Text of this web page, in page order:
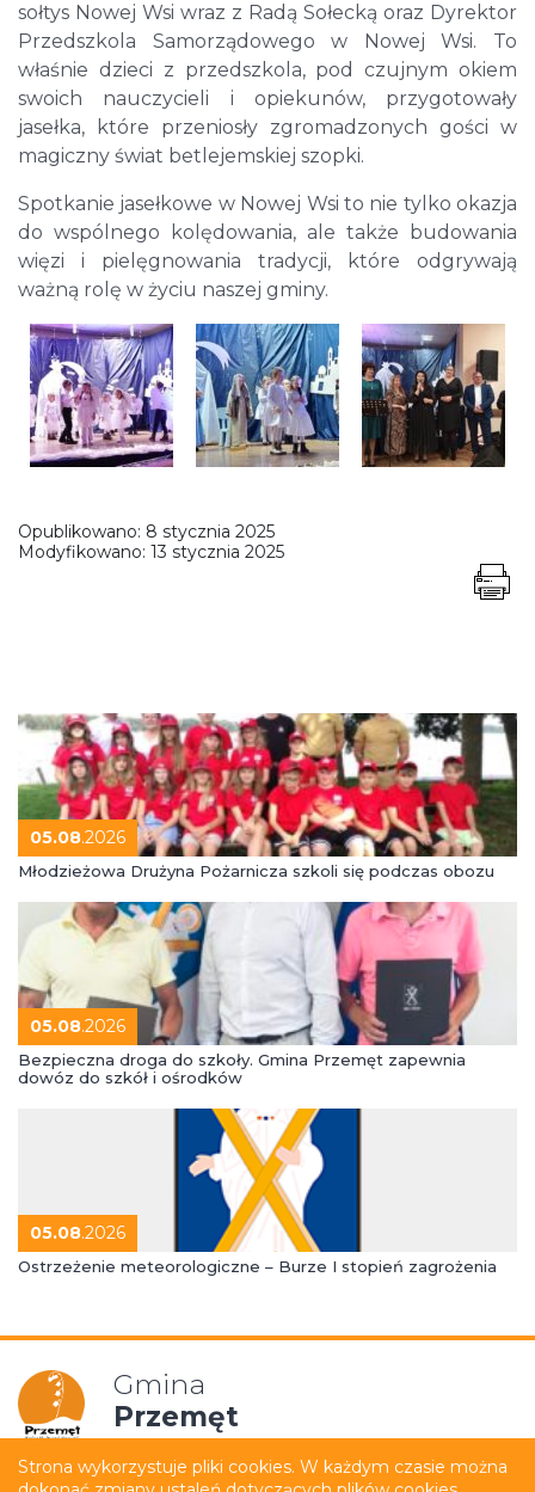
sołtys Nowej Wsi wraz z Radą Sołecką oraz Dyrektor
Przedszkola Samorządowego w Nowej Wsi. To
właśnie dzieci z przedszkola, pod czujnym okiem
swoich nauczycieli i opiekunów, przygotowały
jasełka, które przeniosły zgromadzonych gości w
magiczny świat betlejemskiej szopki.
Spotkanie jasełkowe w Nowej Wsi to nie tylko okazja
do wspólnego kolędowania, ale także budowania
więzi i pielęgnowania tradycji, które odgrywają
ważną rolę w życiu naszej gminy.
Opublikowano: 8 stycznia 2025
Modyfikowano: 13 stycznia 2025
05.08.2026
Młodzieżowa Drużyna Pożarnicza szkoli się podczas obozu
05.08.2026
Bezpieczna droga do szkoły. Gmina Przemęt zapewnia
dowóz do szkół i ośrodków
05.08.2026
Ostrzeżenie meteorologiczne – Burze I stopień zagrożenia
Gmina
Przemęt
Strona wykorzystuje pliki cookies. W każdym czasie można